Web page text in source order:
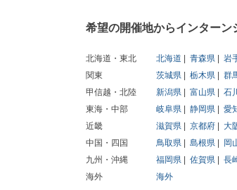
希望の開催地からインターン
北海道・東北 北海道 青森県 岩
関東
茨城県 栃木県 群
甲信越・北陸
新潟県 富山県 石
東海・中部
岐阜県 静岡県 愛
近畿
滋賀県 京都府 大
中国・四国
鳥取県 島根県 岡
九州・沖縄
福岡県 佐賀県 長
海外
海外